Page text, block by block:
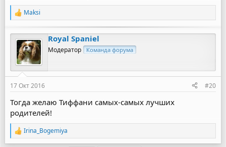
Р
а
к
и
и
:
Maksi
Royal Spaniel
Модератор Команда форума
17 Окт 2016 #20
Тогда желаю Тиффани самых-самых лучших
родителей!
Р
е
Irina_Bogemiya